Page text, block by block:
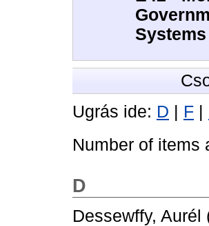
Systems
Ugrás ide: D F
Number of items
D
Dessewffy, Aurél